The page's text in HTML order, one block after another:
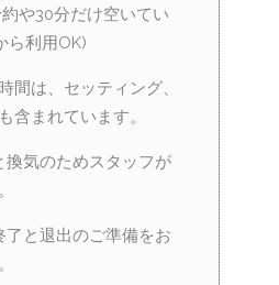
や30分だけ空いてい
ら利用OK)
間は、セッティング、
含まれています。
換気のためスタッフが
了と退出のご準備をお